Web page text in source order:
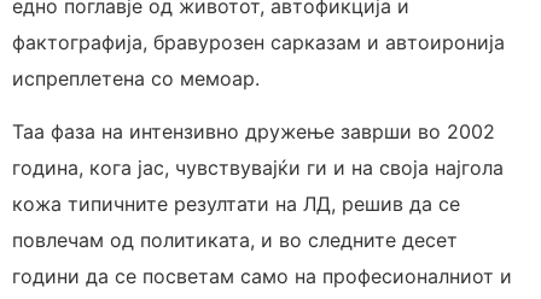
едно поглавје од животот, автофикција и
фактографија, бравурозен сарказам и автоиронија
испреплетена со мемоар.
Таа фаза на интензивно дружење заврши во 2002
година, кога јас, чувствувајќи ги и на своја најгола
кожа типичните резултати на ЛД, решив да се
повлечам од политиката, и во следните десет
години да се посветам само на професионалниот и